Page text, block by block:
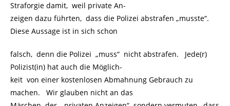
Straforgie damit, weil private An-
zeigen dazu führten, dass die Polizei abstrafen „musste“.
Diese Aussage ist in sich schon
falsch, denn die Polizei „muss“ nicht abstrafen. Jede(r)
Polizist(in) hat auch die Möglich-
keit von einer kostenlosen Abmahnung Gebrauch zu
machen. Wir glauben nicht an das